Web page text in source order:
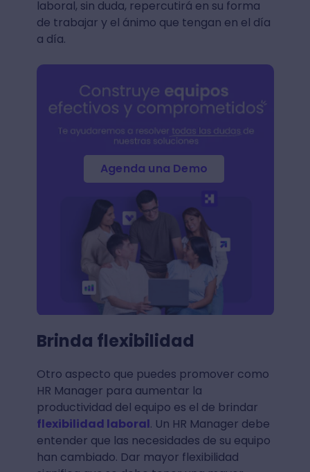
laboral, sin duda, repercutirá en su forma
de trabajar y el ánimo que tengan en el día
a día.
Agenda una Demo
Brinda flexibilidad
Otro aspecto que puedes promover como
HR Manager para aumentar la
productividad del equipo es el de brindar
flexibilidad laboral. Un HR Manager debe
entender que las necesidades de su equipo
han cambiado. Dar mayor flexibilidad